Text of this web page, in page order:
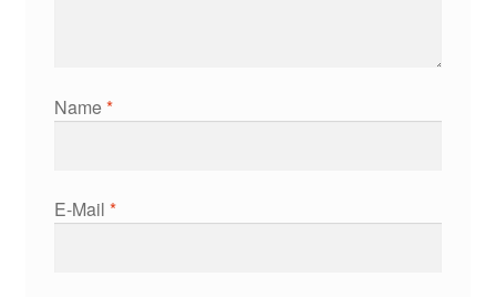
Name*
E-Mail *